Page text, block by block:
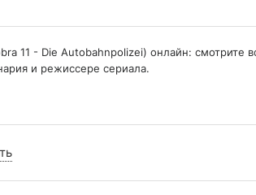
11 - Die Autobahnpolizei) онлайн:
и режиссере сериала.